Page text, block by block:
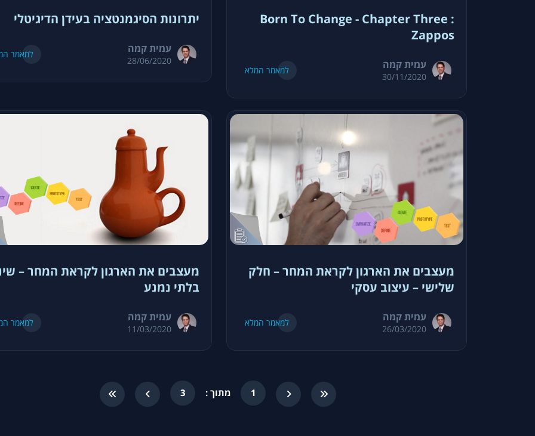
Born To Change - Chapter Three :
Zappos
עמית קמה
30/11/2020
למאמר המלא
יתרונות הסיגמנטציה בעידן הדיגיטלי
עמית קמה
28/06/2020
למאמר
מעצבים את הארגון לקראת המחר – חלק
שלישי – עיצוב עסקי
עמית קמה
26/03/2020
למאמר המלא
מעצבים את הארגון לקראת המחר –
בלתי נמנע
עמית קמה
11/03/2020
למאמר
1 מתוך : 3